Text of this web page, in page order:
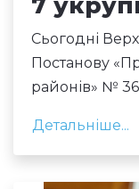
Сьогодні
Постанову
районів» №
Детальніше...